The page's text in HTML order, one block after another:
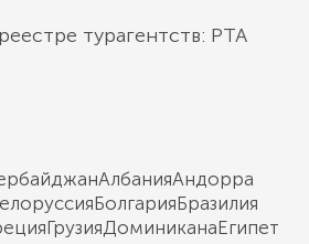
турагентств: РТА
АлбанияАндорра
БолгарияБразилия
ГрузияДоминиканаЕгипет